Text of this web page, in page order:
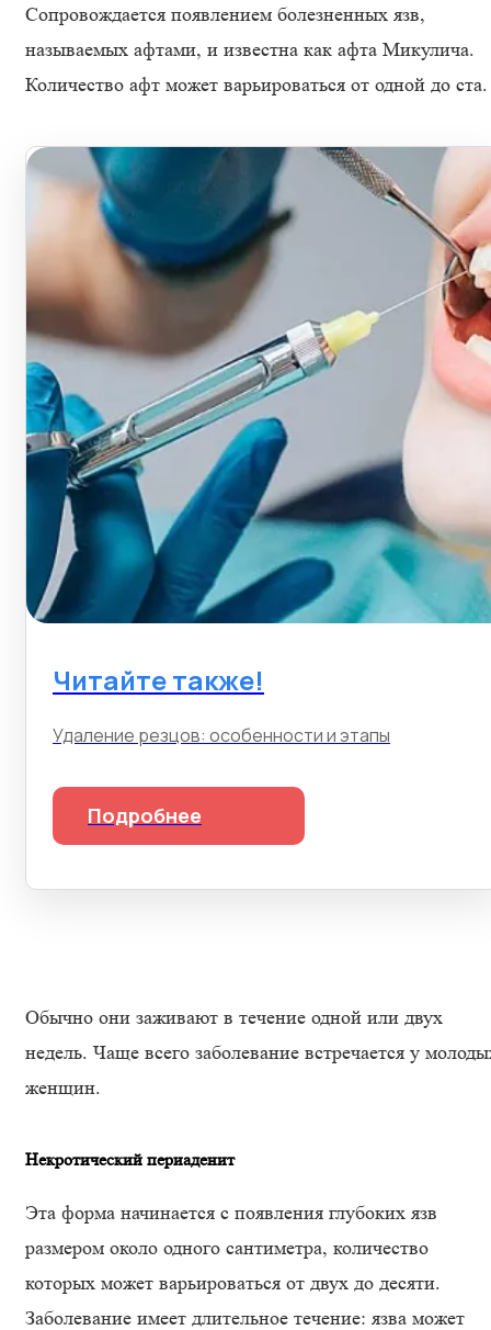
Сопровождается появлением болезненных язв,
называемых афтами, и известна как афта Микулича.
Количество афт может варьироваться от одной до
Читайте также!
Удаление резцов: особенности и этапы
Подробнее
Обычно они заживают в течение одной или двух
недель. Чаще всего заболевание встречается у
женщин.
Некротический периаденит
Эта форма начинается с появления глубоких язв
размером около одного сантиметра, количество
которых может варьироваться от двух до десяти.
Заболевание имеет длительное течение: язва может